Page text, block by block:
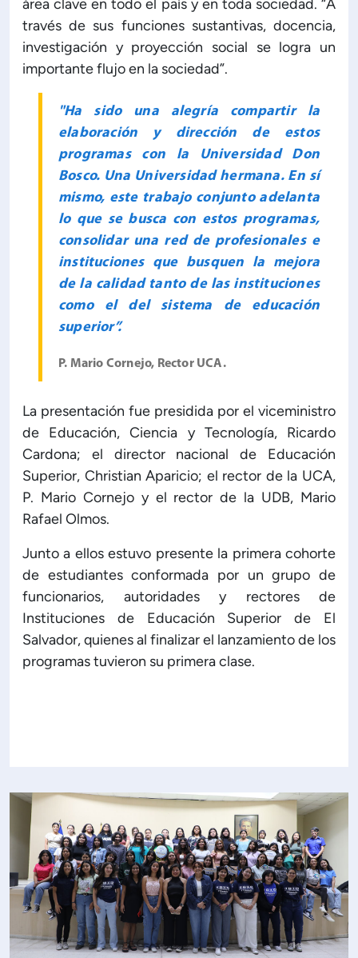
área clave en todo el país y en toda sociedad. “A
través de sus funciones sustantivas, docencia,
investigación y proyección social se logra un
importante flujo en la sociedad”.
"Ha sido una alegría compartir la
elaboración y dirección de estos
programas con la Universidad Don
Bosco. Una Universidad hermana. En sí
mismo, este trabajo conjunto adelanta
lo que se busca con estos programas,
consolidar una red de profesionales e
instituciones que busquen la mejora
de la calidad tanto de las instituciones
como el del sistema de educación
superior”.
P. Mario Cornejo, Rector UCA.
La presentación fue presidida por el viceministro
de Educación, Ciencia y Tecnología, Ricardo
Cardona; el director nacional de Educación
Superior, Christian Aparicio; el rector de la UCA,
P. Mario Cornejo y el rector de la UDB, Mario
Rafael Olmos.
Junto a ellos estuvo presente la primera cohorte
de estudiantes conformada por un grupo de
funcionarios, autoridades y rectores de
Instituciones de Educación Superior de El
Salvador, quienes al finalizar el lanzamiento de los
programas tuvieron su primera clase.